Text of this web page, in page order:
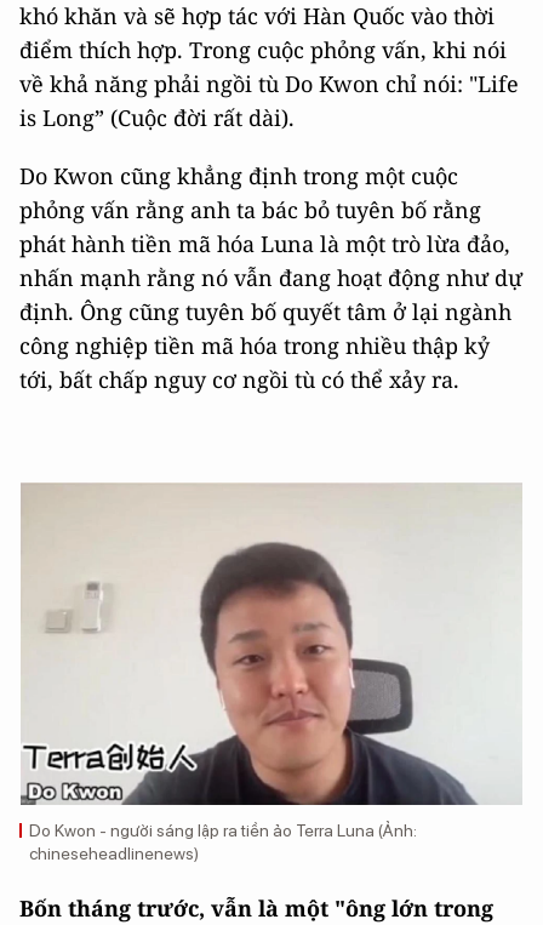
khó khăn và sẽ hợp tác với Hàn Quốc vào thời
điểm thích hợp. Trong cuộc phỏng vấn, khi nói
về khả năng phải ngồi tù Do Kwon chỉ nói: "Life
is Long” (Cuộc đời rất dài).
Do Kwon cũng khẳng định trong một cuộc
phỏng vấn rằng anh ta bác bỏ tuyên bố rằng
phát hành tiền mã hóa Luna là một trò lừa đảo,
nhấn mạnh rằng nó vẫn đang hoạt động như dự
định. Ông cũng tuyên bố quyết tâm ở lại ngành
công nghiệp tiền mã hóa trong nhiều thập kỷ
tới, bất chấp nguy cơ ngồi tù có thể xảy ra.
Do Kwon - người sáng lập ra tiền ảo Terra Luna (Ảnh:
chineseheadlinenews)
Bốn tháng trước, vẫn là một "ông lớn trong